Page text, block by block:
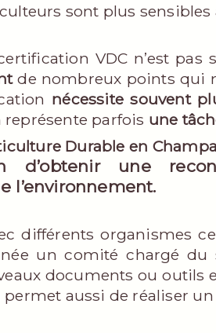
sont plus
VDC n’est pas
de nombreux points qui
nécessite souvent
parfois une
Durable en
d’obtenir une
l’environnement.
différents organismes
un comité chargé
documents ou
permet aussi de réaliser